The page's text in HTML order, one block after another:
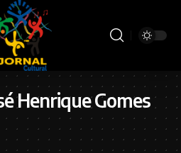
Henrique Gomes